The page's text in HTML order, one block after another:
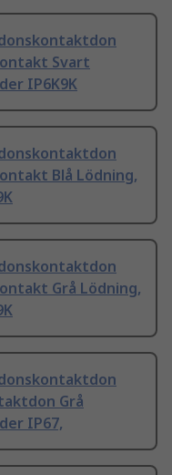
Svart
IP6K9K
Blå Lödning,
Grå Lödning,
Grå
IP67,